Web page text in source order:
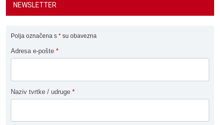
NEWSLETTER
Polja označena s * su obavezna
Adresa e-pošte *
Naziv tvrtke / udruge *